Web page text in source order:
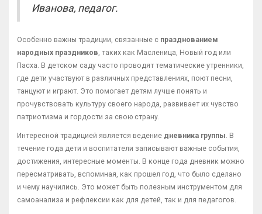
Иванова, педагог.
Особенно важны традиции, связанные с празднованием
народных праздников , таких как Масленица, Новый год или
Пасха. В детском саду часто проводят тематические утренники,
где дети участвуют в различных представлениях, поют песни,
танцуют и играют. Это помогает детям лучше понять и
прочувствовать культуру своего народа, развивает их чувство
патриотизма и гордости за свою страну.
Интересной традицией является ведение дневника группы . В
течение года дети и воспитатели записывают важные события,
достижения, интересные моменты. В конце года дневник можно
пересматривать, вспоминая, как прошел год, что было сделано
и чему научились. Это может быть полезным инструментом для
самоанализа и рефлексии как для детей, так и для педагогов.